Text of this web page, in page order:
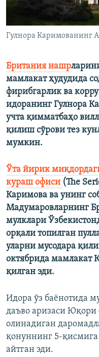
Гулнора Каримованинг
Британия нашр
мамлакат ҳудудида
фирибгарлик ва
идоранинг Гулнора
учта қимматбаҳо
қилиш сўрови тез
мумкин.
Ўта йирик
кураш офиси (The
Каримова ва унинг
Мадумаровларнинг
мулклари
орқали топилган
уларни мусодара
октябрида мамлакат
қилган эди.
Идора ўз баёнотида
даъво аризаси
олинадиган
қонуннинг 5-
айтган эди.